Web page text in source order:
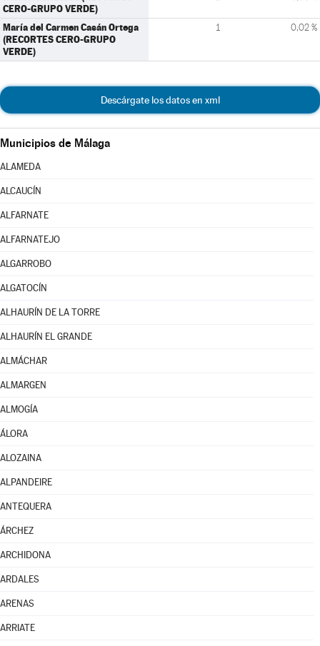
CERO-GRUPO VERDE)
María del Carmen Casán Ortega
(RECORTES CERO-GRUPO
VERDE)
1 0,02 %
Descárgate los datos en xml
Municipios de Málaga
ALAMEDA
ALCAUCÍN
ALFARNATE
ALFARNATEJO
ALGARROBO
ALGATOCÍN
ALHAURÍN DE LA TORRE
ALHAURÍN EL GRANDE
ALMÁCHAR
ALMARGEN
ALMOGÍA
ÁLORA
ALOZAINA
ALPANDEIRE
ANTEQUERA
ÁRCHEZ
ARCHIDONA
ARDALES
ARENAS
ARRIATE